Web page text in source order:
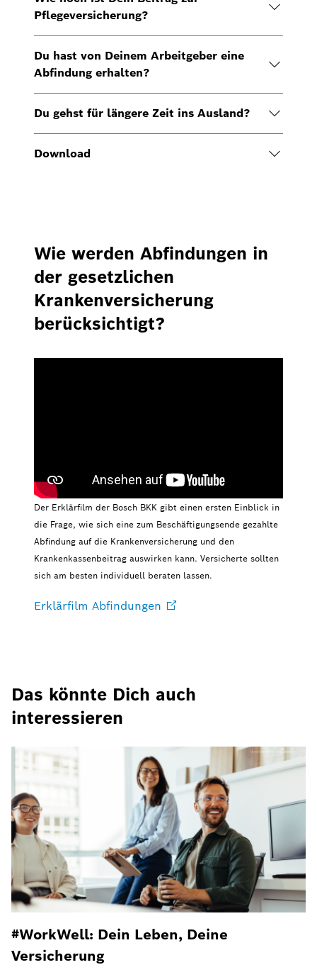
Pflegeversicherung?
Du hast von Deinem Arbeitgeber eine
Abfindung erhalten?
Du gehst für längere Zeit ins Ausland?
Download
Wie werden Abfindungen in
der gesetzlichen
Krankenversicherung
berücksichtigt?
Der Erklärfilm der Bosch BKK gibt einen ersten Einblick in
die Frage, wie sich eine zum Beschäftigungsende gezahlte
Abfindung auf die Krankenversicherung und den
Krankenkassenbeitrag auswirken kann. Versicherte sollten
sich am besten individuell beraten lassen.
Erklärfilm Abfindungen
Das könnte Dich auch
interessieren
#WorkWell: Dein Leben, Deine
Versicherung